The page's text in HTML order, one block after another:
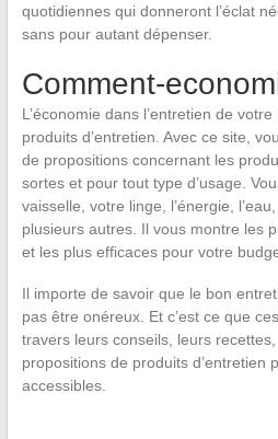
quotidiennes qui donneront l’éclat
sans pour autant dépenser.
Comment-
L’économie dans l’entretien de
produits d’entretien. Avec ce site,
de propositions concernant les
sortes et pour tout type d’usage.
vaisselle, votre linge, l’énergie,
plusieurs autres. Il vous montre les
et les plus efficaces pour votre
Il importe de savoir que le bon
pas être onéreux. Et c’est ce que
travers leurs conseils, leurs
propositions de produits d’entretien
accessibles.